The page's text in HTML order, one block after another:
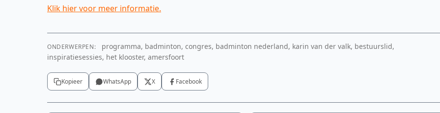
YouTube video
cookies nodig.
Klik hier voor meer informatie.
ONDERWERPEN:
programma, badminton, congres, badminton nederland, karin van der valk, bestuurslid,
inspiratiesessies, het klooster, amersfoort
Kopieer WhatsApp X Facebook